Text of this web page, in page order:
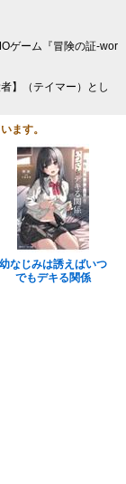
ゲーム『冒険の証-wor
】（テイマー）とし
ます。
幼なじみは誘えばいつ
でもデキる関係